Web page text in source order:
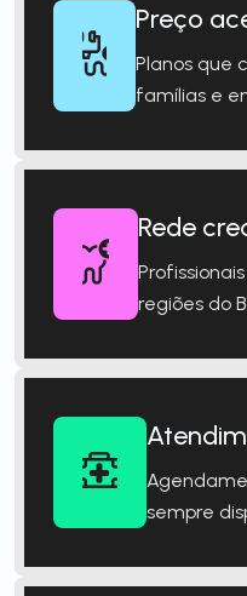
Preço
Planos que
famílias e
Rede
regiões do
sempre